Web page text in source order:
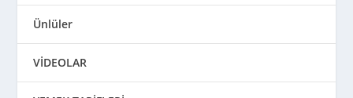
Ünlüler
VİDEOLAR